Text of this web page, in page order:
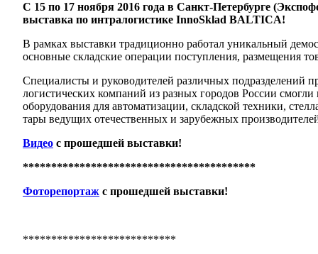
C 15 по 17 ноября 2016 года в Санкт-Петербурге
выставка по интралогистике InnoSklad BALTICA!
В рамках выставки традиционно работал уникальный
основные складские операции поступления, размещения
Специалисты и руководителей различных подразделений
логистических компаний из разных городов России
оборудования для автоматизации, складской техники,
тары ведущих отечественных и зарубежных
Видео с прошедшей выставки!
*****************************************
Фоторепортаж с прошедшей выставки!
***************************